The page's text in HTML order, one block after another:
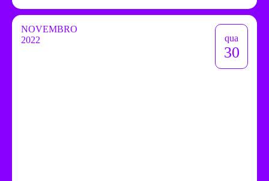
NOVEMBRO
2022
qua
30